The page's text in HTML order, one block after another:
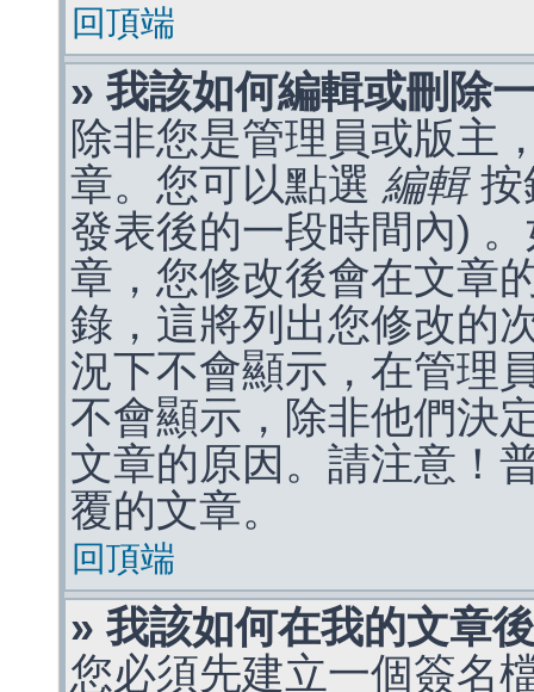
回頂端
» 我該如何編輯或刪除
除非您是管理員或版主
章。您可以點選 編輯按
發表後的一段時間內)
章，您修改後會在文章
錄，這將列出您修改的
況下不會顯示，在管理
不會顯示，除非他們決
文章的原因。請注意！
覆的文章。
回頂端
» 我該如何在我的文章
您必須先建立一個簽名